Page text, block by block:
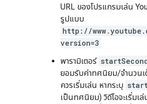
URL ของโปรแกรมเล่น
รูปแบบ
http://
version=3
พารามิเตอร์
ยอมรับค่าทศนิยม/จำนวนเต็
ควรเริ่มเล่น หากระบุ
เป็นทศนิยม) วิดีโอจะเริ่มเ